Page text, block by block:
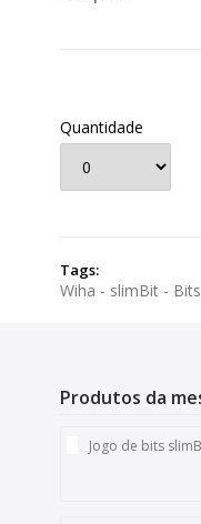
Quantidade
Tags:
Wiha - slimBit - Bits
Produtos da
Jogo de bits